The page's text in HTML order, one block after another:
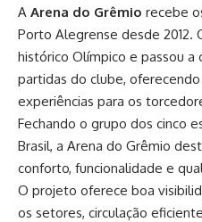
A Arena do Grêmio recebe
Porto Alegrense desde 2012.
histórico Olímpico e passou a
partidas do clube,
experiências para os
Fechando o grupo dos cinco
Brasil, a Arena do Grêmio
conforto, funcionalidade e
O projeto oferece boa
os setores, circulação